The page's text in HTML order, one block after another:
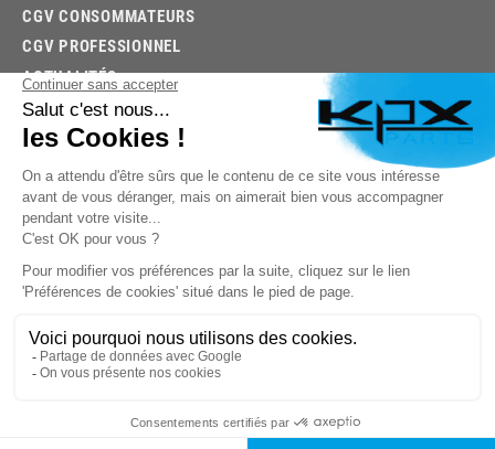
03.85.32.96.74
© 2026 -KPX PARTS- SITE CRÉÉ PARLET'S CLIC
CGV CONSOMMATEURS
CGV PROFESSIONNEL
ACTUALITÉS
TROUVEZ LA BONNE PIÈCE RAPIDEMENT